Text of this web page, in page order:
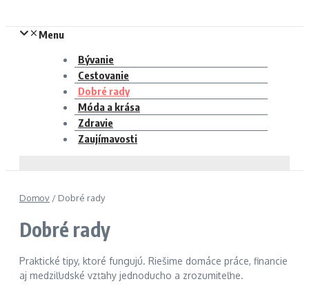
Menu
Bývanie
Cestovanie
Dobré rady
Móda a krása
Zdravie
Zaujímavosti
Domov / Dobré rady
Dobré rady
Praktické tipy, ktoré fungujú. Riešime domáce práce, financie
aj medziľudské vzťahy jednoducho a zrozumiteľne.